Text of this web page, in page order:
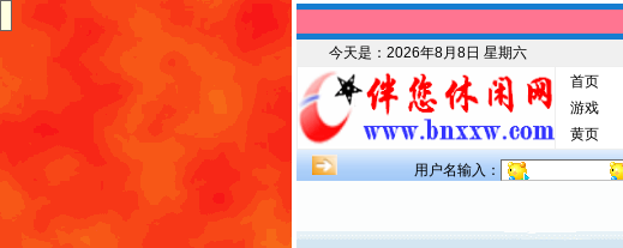
今天是： 2026年8月8日 星期六
首页
游戏
黄页
用户名输入：